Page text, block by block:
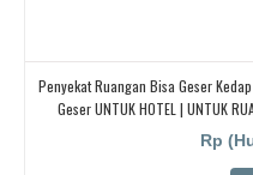
Penyekat Ruangan Bisa Geser
Geser UNTUK HOTEL | UNTUK
BANDUNG,Rp